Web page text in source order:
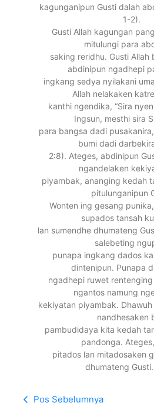
kagunganipun Gusti dalah
1-2).
Gusti Allah kagungan
mitulungi para
saking reridhu. Gusti Allah
abdinipun ngadhepi
ingkang sedya nyilakani
Allah nelakaken
kanthi ngendika, “Sira
Ingsun, mesthi sira
para bangsa dadi
bumi dadi
2:8). Ateges, abdinipun
ngandelaken
piyambak, ananging kedah
pitulunganipun
Wonten ing gesang
supados tansah
lan sumendhe dhumateng
salebeting
punapa ingkang dados
dintenipun. Punapa
ngadhepi ruwet
ngantos namung
kekiyatan piyambak. Dhawuh
nandhesaken
pambudidaya kita kedah
pandonga.
pitados lan mitadosaken
dhumateng
Pos Sebelumnya